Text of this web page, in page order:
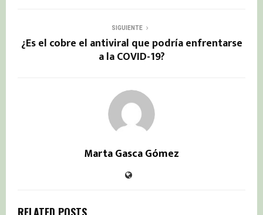
SIGUIENTE
¿Es el cobre el antiviral que podría enfrentarse
a la COVID-19?
Marta Gasca Gómez